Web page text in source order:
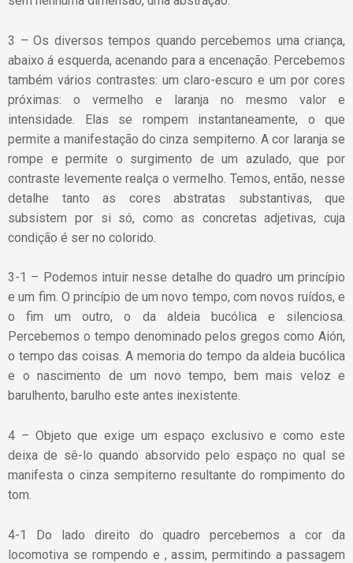
3 – Os diversos tempos quando percebemos uma criança,
abaixo á esquerda, acenando para a encenação. Percebemos
também vários contrastes: um claro-escuro e um por cores
próximas: o vermelho e laranja no mesmo valor e
intensidade. Elas se rompem instantaneamente, o que
permite a manifestação do cinza sempiterno. A cor laranja se
rompe e permite o surgimento de um azulado, que por
contraste levemente realça o vermelho. Temos, então, nesse
detalhe tanto as cores abstratas substantivas, que
subsistem por si só, como as concretas adjetivas, cuja
condição é ser no colorido.
3-1 – Podemos intuir nesse detalhe do quadro um princípio
e um fim. O princípio de um novo tempo, com novos ruídos, e
o fim um outro, o da aldeia bucólica e silenciosa.
Percebemos o tempo denominado pelos gregos como Aión,
o tempo das coisas. A memoria do tempo da aldeia bucólica
e o nascimento de um novo tempo, bem mais veloz e
barulhento, barulho este antes inexistente.
4 – Objeto que exige um espaço exclusivo e como este
deixa de sê-lo quando absorvido pelo espaço no qual se
manifesta o cinza sempiterno resultante do rompimento do
tom.
4-1 Do lado direito do quadro percebemos a cor da
locomotiva se rompendo e , assim, permitindo a passagem